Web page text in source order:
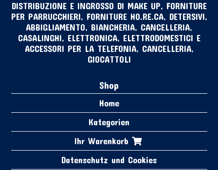
DISTRIBUZIONE E INGROSSO DI MAKE UP, FORNITURE
PER PARRUCCHIERI, FORNITURE HO.RE.CA, DETERSIVI,
ABBIGLIAMENTO, BIANCHERIA, CANCELLERIA,
CASALINGHI, ELETTRONICA, ELETTRODOMESTICI E
ACCESSORI PER LA TELEFONIA, CANCELLERIA,
GIOCATTOLI
Shop
Home
Kategorien
Ihr Warenkorb
Datenschutz und Cookies